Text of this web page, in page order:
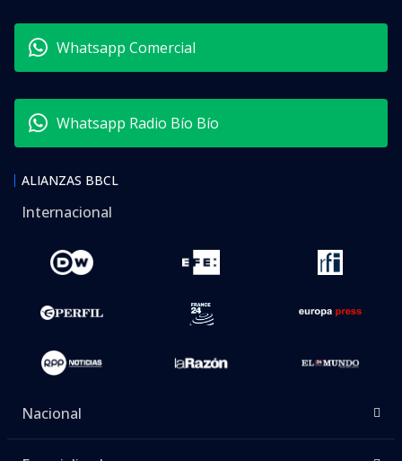
Whatsapp Comercial
Whatsapp Radio Bío Bío
ALIANZAS BBCL
Internacional
Nacional